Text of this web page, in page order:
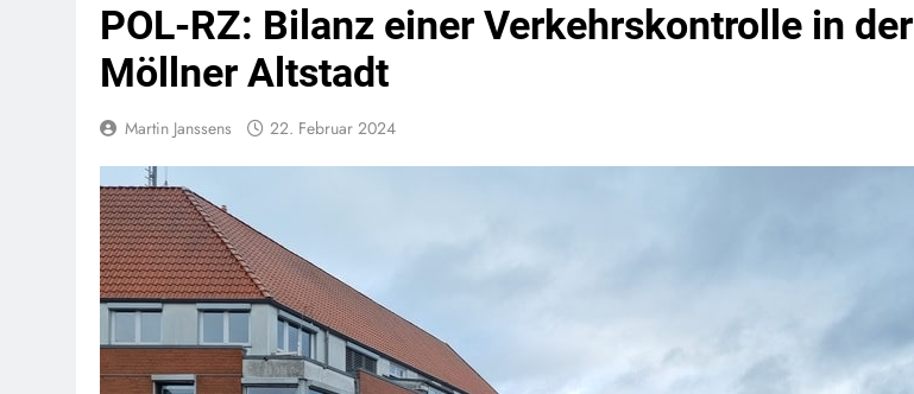
POL-RZ: Bilanz einer Verkehrskontrolle in der
Möllner Altstadt
Martin Janssens 22. Februar 2024